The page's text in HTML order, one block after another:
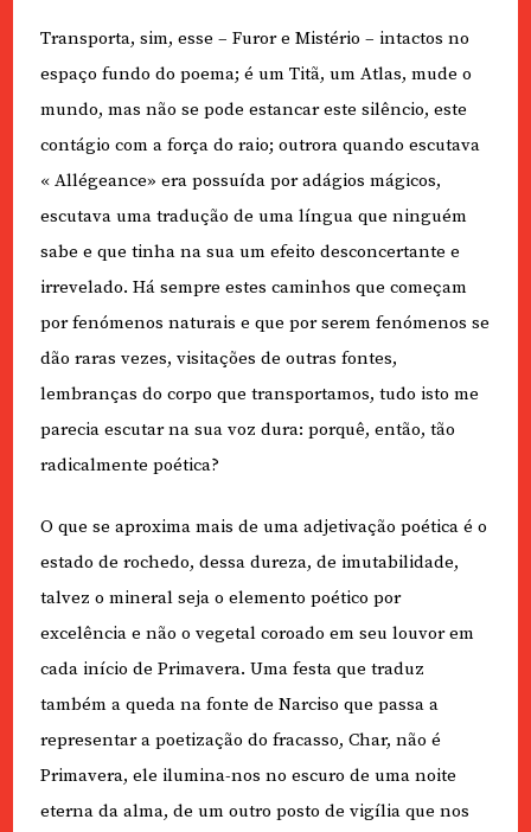
Transporta, sim, esse – Furor e Mistério – intactos no
espaço fundo do poema; é um Titã, um Atlas, mude o
mundo, mas não se pode estancar este silêncio, este
contágio com a força do raio; outrora quando escutava
« Allégeance» era possuída por adágios mágicos,
escutava uma tradução de uma língua que ninguém
sabe e que tinha na sua um efeito desconcertante e
irrevelado. Há sempre estes caminhos que começam
por fenómenos naturais e que por serem fenómenos se
dão raras vezes, visitações de outras fontes,
lembranças do corpo que transportamos, tudo isto me
parecia escutar na sua voz dura: porquê, então, tão
radicalmente poética?
O que se aproxima mais de uma adjetivação poética é o
estado de rochedo, dessa dureza, de imutabilidade,
talvez o mineral seja o elemento poético por
excelência e não o vegetal coroado em seu louvor em
cada início de Primavera. Uma festa que traduz
também a queda na fonte de Narciso que passa a
representar a poetização do fracasso, Char, não é
Primavera, ele ilumina-nos no escuro de uma noite
eterna da alma, de um outro posto de vigília que nos